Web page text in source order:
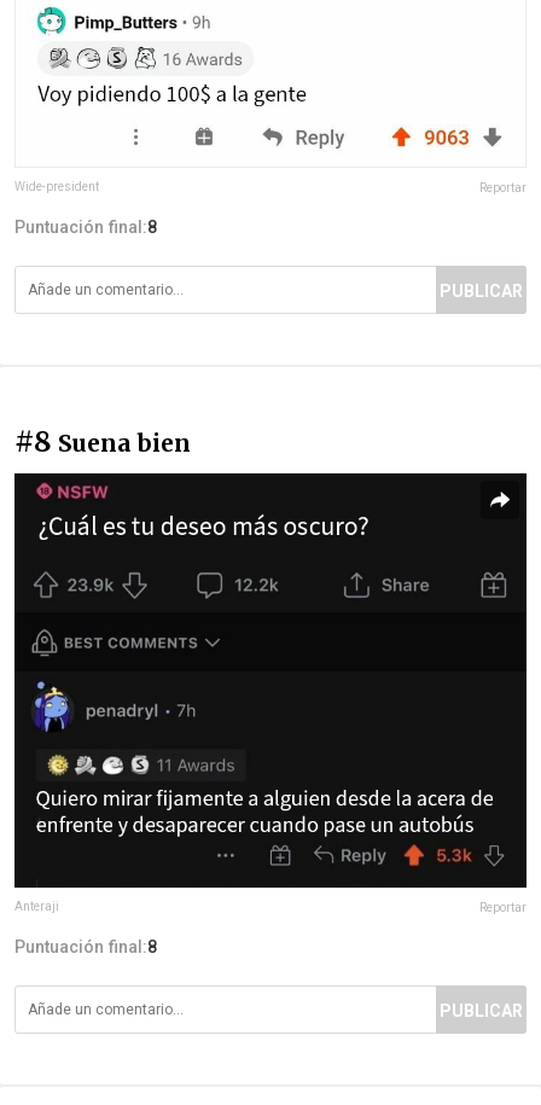
Wide-president Reportar
Puntuación final:8
PUBLICAR
#8 Suena bien
Anteraji Reportar
Puntuación final:8
PUBLICAR